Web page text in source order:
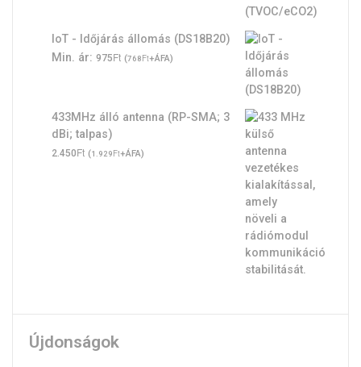
IoT - Időjárás állomás (DS18B20)
Min. ár: 975Ft (768Ft+ÁFA)
433MHz álló antenna (RP-SMA; 3
dBi; talpas)
2.450Ft (1.929Ft+ÁFA)
Újdonságok